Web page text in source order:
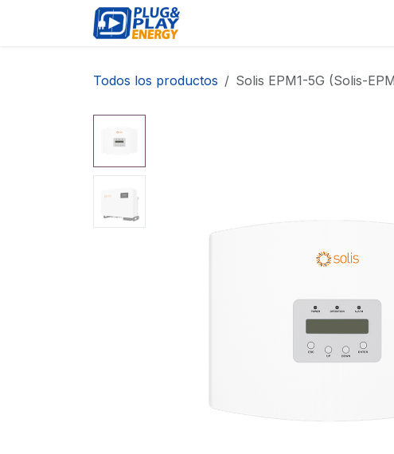
Todos los productos Solis EPM1-5G (Solis-